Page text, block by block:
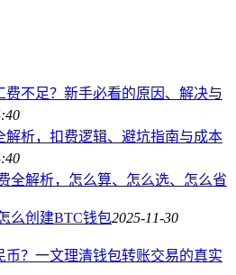
费不足？新手必看的原因、解决与
解析，扣费逻辑、避坑指南与成本
全解析，怎么算、怎么选、怎么省
么创建BTC钱包2025-11-30
币？一文理清钱包转账交易的真实